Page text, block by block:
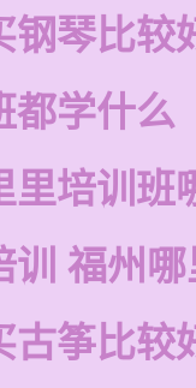
钢琴比较
都学什么
里培训班
训 福州
古筝比较